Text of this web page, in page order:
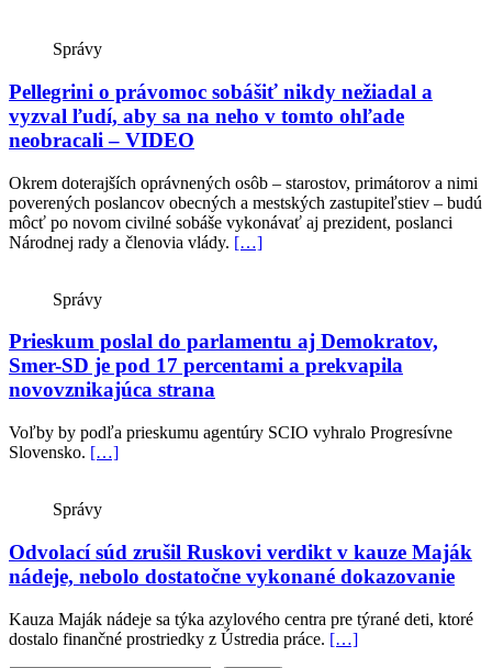
Správy
Pellegrini o právomoc sobášiť nikdy nežiadal a
vyzval ľudí, aby sa na neho v tomto ohľade
neobracali – VIDEO
Okrem doterajších oprávnených osôb – starostov, primátorov a nimi
poverených poslancov obecných a mestských zastupiteľstiev – budú
môcť po novom civilné sobáše vykonávať aj prezident, poslanci
Národnej rady a členovia vlády. […]
Správy
Prieskum poslal do parlamentu aj Demokratov,
Smer-SD je pod 17 percentami a prekvapila
novovznikajúca strana
Voľby by podľa prieskumu agentúry SCIO vyhralo Progresívne
Slovensko. […]
Správy
Odvolací súd zrušil Ruskovi verdikt v kauze Maják
nádeje, nebolo dostatočne vykonané dokazovanie
Kauza Maják nádeje sa týka azylového centra pre týrané deti, ktoré
dostalo finančné prostriedky z Ústredia práce. […]